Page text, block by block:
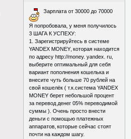
Зарплата от 30000 до 70000
Я попробовала, у меня получилось
3 ШАГА К УСПЕХУ:
1. Зарегистрируйтесь в системе
YANDEX MONEY‚ которая находится
по адресу http://money. yandex. ru‚
выберите оптимальный для себя
вариант пополнения кошелька и
внесите чуть больше 70 рублей на
свой кошелёк ( т.к.система YANDEX
MONEY берет небольшой процент
за перевод денег 05% переводимой
суммы ). Очень просто внести
деньги с помощью платежных
аппаратов‚ которые сейчас стоят
почти на каждом шагу.